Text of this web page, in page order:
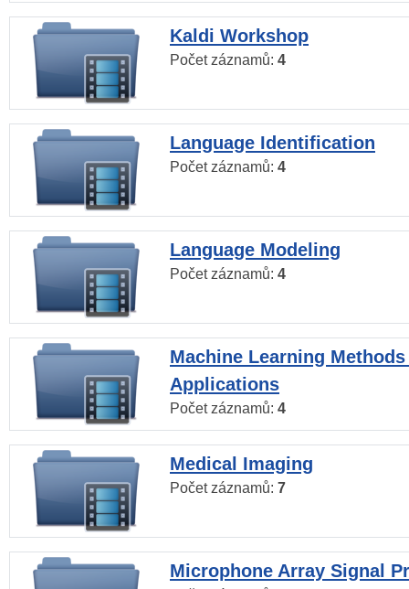
Kaldi Workshop
Počet záznamů: 4
Language Identification
Počet záznamů: 4
Language Modeling
Počet záznamů: 4
Machine Learning
Applications
Počet záznamů: 4
Medical Imaging
Počet záznamů: 7
Microphone Array Signal